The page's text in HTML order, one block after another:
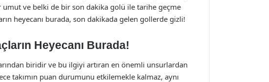
ve belki de bir son dakika golü ile tarihe geçme
heyecanı burada, son dakikada gelen gollerde gizli!
Heyecanı Burada!
biridir ve bu ilgiyi artıran en önemli unsurlardan
takımın puan durumunu etkilemekle kalmaz, aynı